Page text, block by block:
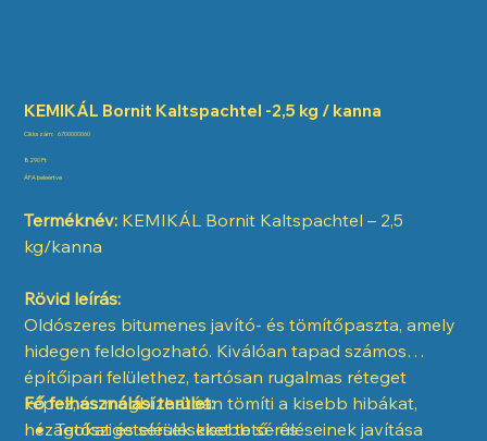
KEMIKÁL Bornit Kaltspachtel -2,5 kg / kanna
Cikkszám: Cikkszám:
6700000060
Ár
8290 Ft
ÁFA beleértve
Terméknév: KEMIKÁL Bornit Kaltspachtel – 2,5
kg/kanna
Rövid leírás:
Oldószeres bitumenes javító- és tömítőpaszta, amely
hidegen feldolgozható. Kiválóan tapad számos
építőipari felülethez, tartósan rugalmas réteget
képez, és megbízhatóan tömíti a kisebb hibákat,
hézagokat és sérüléseket tető- és
Fő felhasználási terület:
Tetőszigetelések kisebb sérüléseinek javítása